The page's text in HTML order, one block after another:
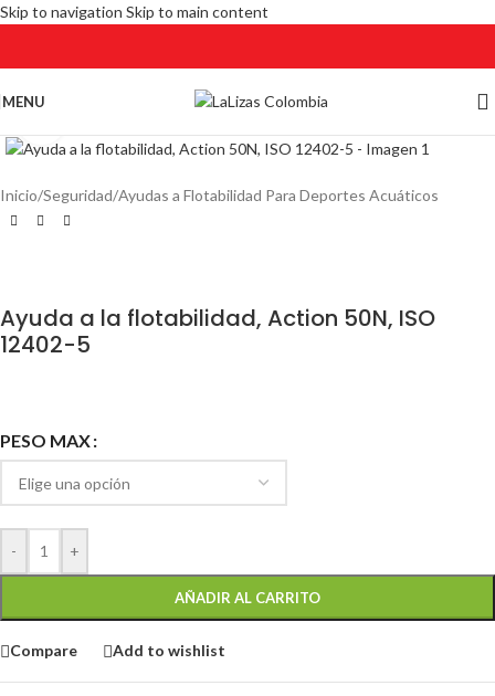
Skip to navigation Skip to main content
MENU
Inicio/Seguridad/Ayudas a Flotabilidad Para Deportes Acuáticos
Ayuda a la flotabilidad, Action 50N, ISO
12402-5
PESO MAX
- +
AÑADIR AL CARRITO
Compare Add to wishlist